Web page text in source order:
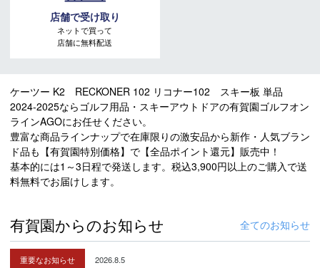
店舗で受け取り
ネットで買って
店舗に無料配送
ケーツー K2 RECKONER 102 リコナー102 スキー板 単品
2024-2025ならゴルフ用品・スキーアウトドアの有賀園ゴルフオン
ラインAGOにお任せください。
豊富な商品ラインナップで在庫限りの激安品から新作・人気ブラン
ド品も【有賀園特別価格】で【全品ポイント還元】販売中！
基本的には1～3日程で発送します。税込3,900円以上のご購入で送
料無料でお届けします。
有賀園からのお知らせ 全てのお知らせ
重要なお知らせ 2026.8.5